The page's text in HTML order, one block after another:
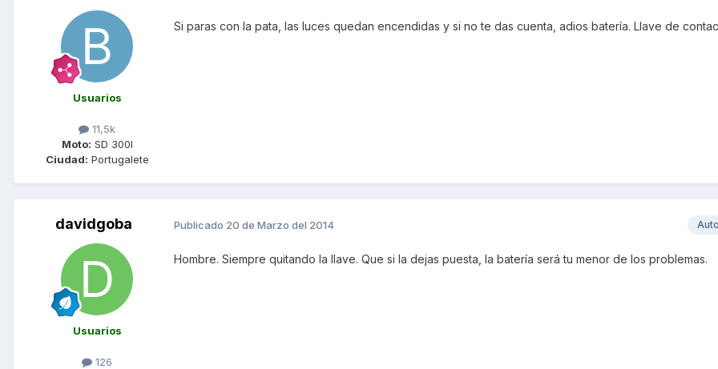
Usuarios
11,5k
Moto: SD 300I
Ciudad: Portugalete
Si paras con la pata, las luces quedan encendidas y si no te das cuenta, adios batería. Llave de
davidgoba
Usuarios
126
Publicado 20 de Marzo del 2014
Hombre. Siempre quitando la llave. Que si la dejas puesta, la batería será tu menor de los problemas.